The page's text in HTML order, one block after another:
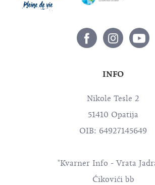
INFO
Nikole Tesle 2
51410 Opatija
OIB: 64927145649
"Kvarner Info - Vrata
Ćikovići bb